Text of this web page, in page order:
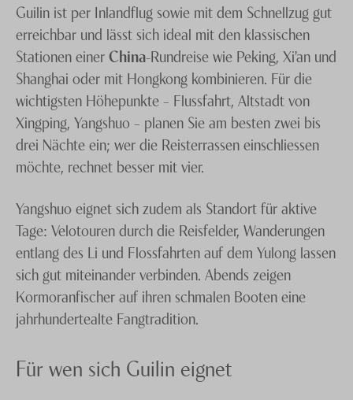
Guilin ist per Inlandflug sowie mit dem Schnellzug gut
erreichbar und lässt sich ideal mit den klassischen
Stationen einerChina-Rundreise wie Peking, Xi'an und
Shanghai oder mit Hongkong kombinieren. Für die
wichtigsten Höhepunkte – Flussfahrt, Altstadt von
Xingping, Yangshuo – planen Sie am besten zwei bis
drei Nächte ein; wer die Reisterrassen einschliessen
möchte, rechnet besser mit vier.
Yangshuo eignet sich zudem als Standort für aktive
Tage: Velotouren durch die Reisfelder, Wanderungen
entlang des Li und Flossfahrten auf dem Yulong lassen
sich gut miteinander verbinden. Abends zeigen
Kormoranfischer auf ihren schmalen Booten eine
jahrhundertealte Fangtradition.
Für wen sich Guilin eignet